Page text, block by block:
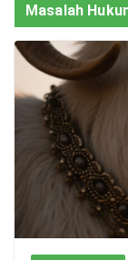
Masalah